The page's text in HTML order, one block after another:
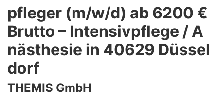
pfleger (m/w/d) ab 6200 €
Brutto – Intensivpflege / A
nästhesie in 40629 Düssel
dorf
THEMIS GmbH